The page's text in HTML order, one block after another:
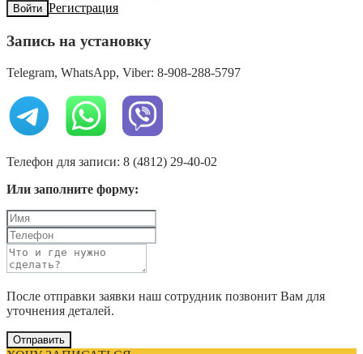
Войти Регистрация
Запись на установку
Telegram, WhatsApp, Viber: 8-908-288-5797
Телефон для записи: 8 (4812) 29-40-02
Или заполните форму:
После отправки заявки наш сотрудник позвонит Вам для
уточнения деталей.
Отправить